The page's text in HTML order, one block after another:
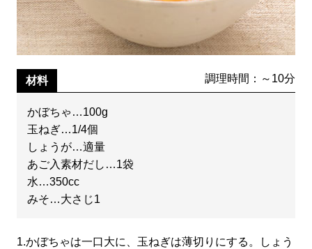
材料 調理時間：～10分
かぼちゃ…100g
玉ねぎ…1/4個
しょうが…適量
あご入素材だし…1袋
水…350cc
みそ…大さじ1
1.かぼちゃは一口大に、玉ねぎは薄切りにする。しょう